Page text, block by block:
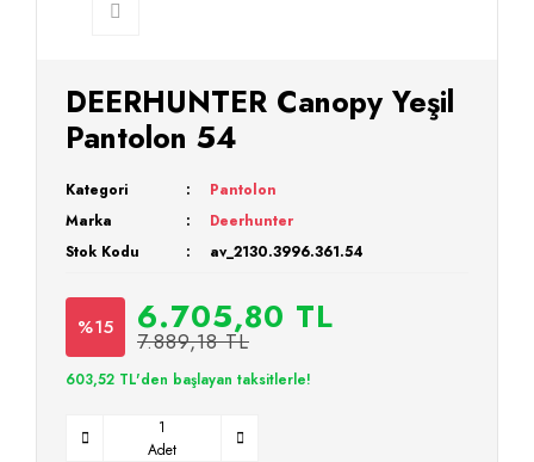
DEERHUNTER Canopy Yeşil
Pantolon 54
Kategori
Pantolon
Marka
Deerhunter
Stok Kodu
av_2130.3996.361.54
%15 6.705,80 TL
7.889,18 TL
603,52 TL'den başlayan taksitlerle!
Adet